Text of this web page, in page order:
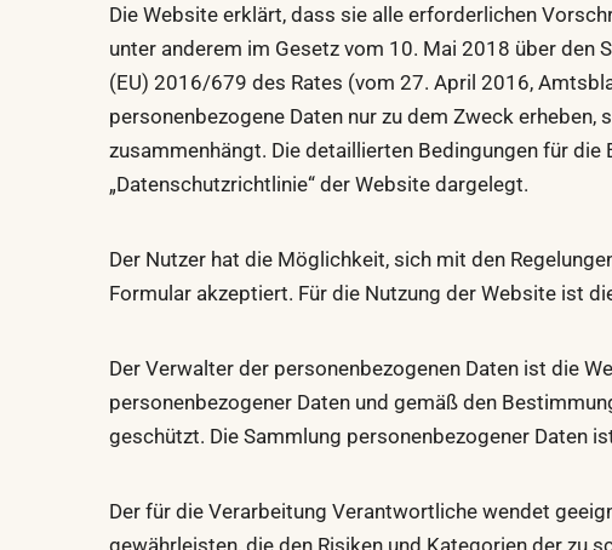
Die Website erklärt, dass sie alle erforderlichen
unter anderem im Gesetz vom 10. Mai 2018 über den
(EU) 2016/679 des Rates (vom 27. April 2016,
personenbezogene Daten nur zu dem Zweck
zusammenhängt. Die detaillierten Bedingungen für
„Datenschutzrichtlinie“ der Website dargelegt.
Der Nutzer hat die Möglichkeit, sich mit den
Formular akzeptiert. Für die Nutzung der Website ist
Der Verwalter der personenbezogenen Daten ist die
personenbezogener Daten und gemäß den
geschützt. Die Sammlung personenbezogener Daten
Der für die Verarbeitung Verantwortliche wendet
gewährleisten, die den Risiken und Kategorien der zu